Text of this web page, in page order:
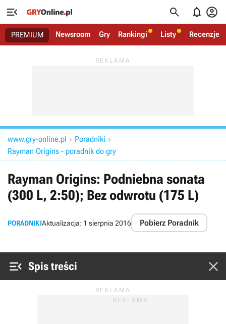
   
PREMIUM Newsroom Gry Rankingi Listy Recenzje
www.gry-online.pl  Poradniki 
Rayman Origins - poradnik do gry
Rayman Origins: Podniebna sonata
(300 L, 2:50); Bez odwrotu (175 L)
PORADNIKIAktualizacja: 1 sierpnia 2016 Pobierz Poradnik
 Spis treści 